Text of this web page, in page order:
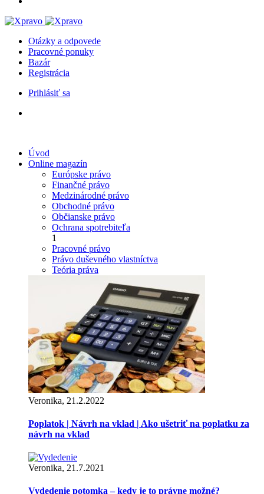
Otázky a odpovede
Pracovné ponuky
Bazár
Registrácia
Prihlásiť sa
Úvod
Online magazín
Európske právo
Finančné právo
Medzinárodné právo
Obchodné právo
Občianske právo
Ochrana spotrebiteľa
1
Pracovné právo
Právo duševného vlastníctva
Teória práva
Veronika, 21.2.2022
Poplatok | Návrh na vklad | Ako ušetriť na poplatku za
návrh na vklad
Veronika, 21.7.2021
Vydedenie potomka – kedy je to právne možné?